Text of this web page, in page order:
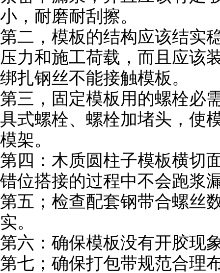
小，耐磨耐刮擦。
第二 ，模板的结构应该结实
压力和施工荷载，而且应该
绑扎钢丝不能接触模板。
第三 ，固定模板用的螺栓必
具式螺栓、螺栓加堵头，使
模架。
第四：木质圆柱子模板横切
错位搭接的过程中不会跑浆
第五；检查配套钢带合螺丝
实。
第六：确保模板没有开胶现
第七；确保打包带规范合理